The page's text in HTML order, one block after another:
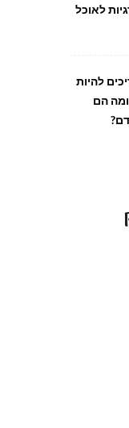
לאוכל
להיות
הם